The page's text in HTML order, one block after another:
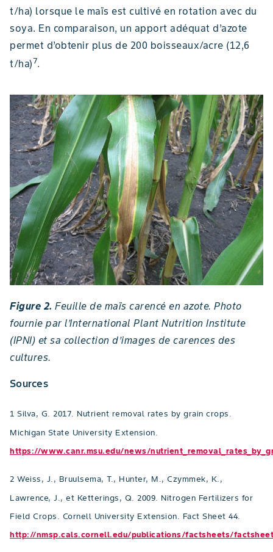
t/ha) lorsque le maïs est cultivé en rotation avec du
soya. En comparaison, un apport adéquat d’azote
permet d’obtenir plus de 200 boisseaux/acre (12,6
t/ha)7.
Figure 2. Feuille de maïs carencé en azote. Photo
fournie par l’International Plant Nutrition Institute
(IPNI) et sa collection d’images de carences des
cultures.
Sources
1 Silva, G. 2017. Nutrient removal rates by grain crops.
Michigan State University Extension.
https://www.canr.msu.edu/news/
2 Weiss, J., Bruulsema, T., Hunter, M., Czymmek, K.,
Lawrence, J., et Ketterings, Q. 2009. Nitrogen Fertilizers for
Field Crops. Cornell University Extension. Fact Sheet 44.
http://nmsp.cals.cornell.edu/publications/factsheets/